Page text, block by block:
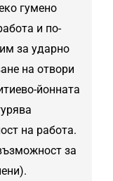
гумено
и по-
за ударно
на отвори
йонната
на работа.
за